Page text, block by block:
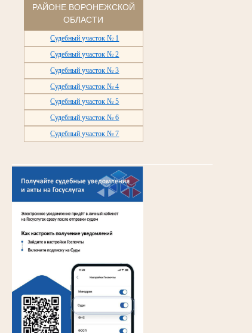
РАЙОНЕ ВОРОНЕЖСКОЙ
ОБЛАСТИ
Судебный участок № 1
Судебный участок № 2
Судебный участок № 3
Судебный участок № 4
Судебный участок № 5
Судебный участок № 6
Судебный участок № 7